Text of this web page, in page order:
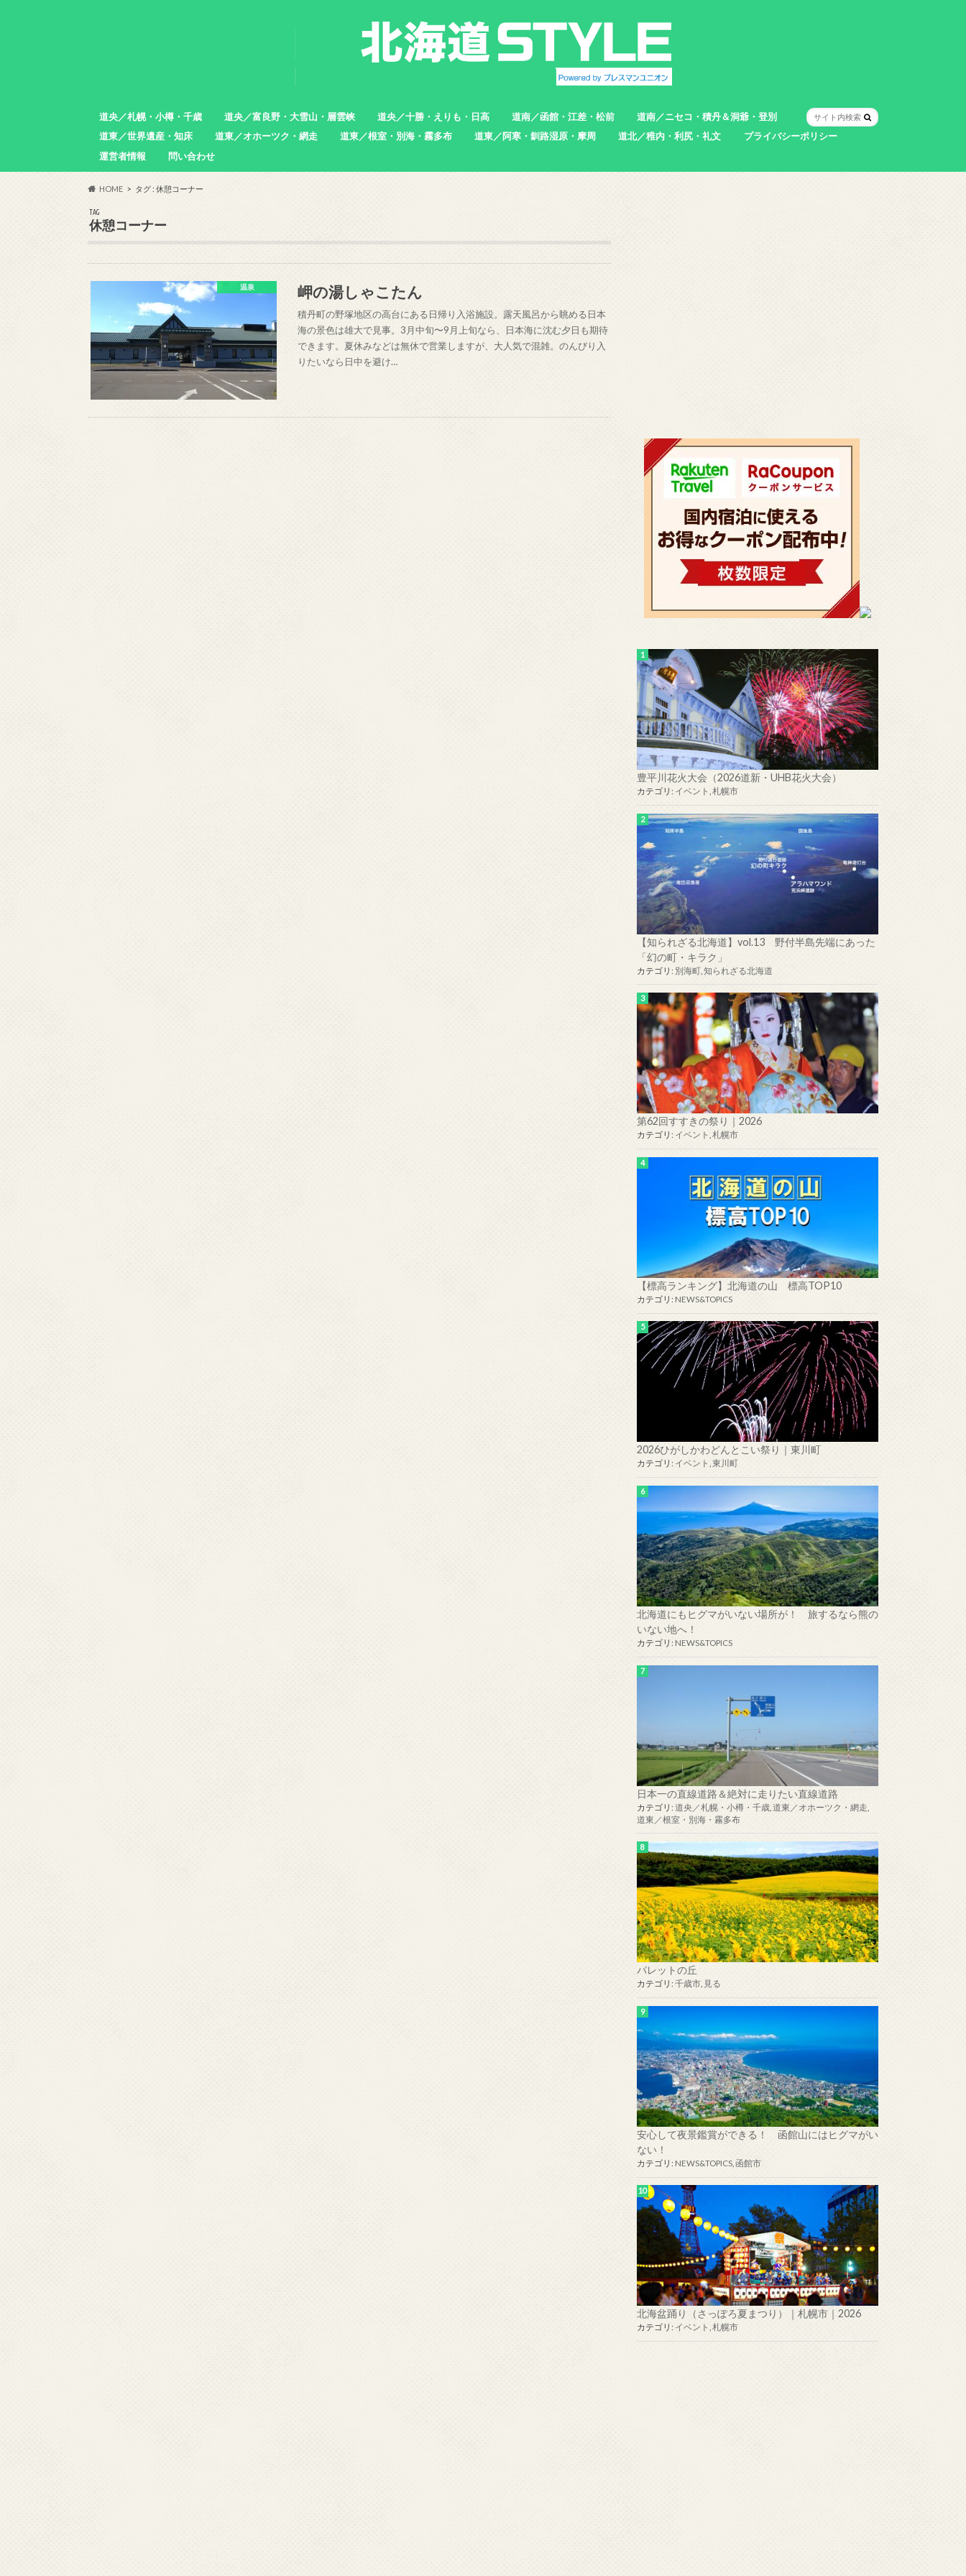
道央／札幌・小樽・千歳
札幌市
小樽市
石狩市
北広島市
恵庭市
千歳市
苫小牧市
道央／富良野・大雪山・層雲峡
中富良野町
東川町
沼田町
幌加内町
増毛町
道央／十勝・えりも・日高
帯広市
えりも町
新ひだか町
足寄町
道南／函館・江差・松前
函館市
北斗市
七飯町
松前町
江差町
上ノ国町
道南／ニセコ・積丹＆洞爺・登別
室蘭市
登別市
洞爺湖町
真狩村
共和町
壮瞥町
積丹町
神恵内村
道東／世界遺産・知床
羅臼町
斜里町
道東／オホーツク・網走 道東／根室・別海・霧多布 道東／阿寒・釧路湿原・摩周 道北／稚内・利尻・礼文
プライバシーポリシー
運営者情報
問い合わせ
HOME タグ : 休憩コーナー
TAG
休憩コーナー
温泉 岬の湯しゃこたん
積丹町の野塚地区の高台にある日帰り入浴施設。露天風呂から眺める日本
海の景色は雄大で見事。3月中旬〜9月上旬なら、日本海に沈む夕日も期待
できます。夏休みなどは無休で営業しますが、大人気で混雑。のんびり入
りたいなら日中を避け…
豊平川花火大会（2026道新・UHB花火大会）
カテゴリ: イベント 札幌市
【知られざる北海道】vol.13 野付半島先端にあった
「幻の町・キラク」
カテゴリ: 別海町 知られざる北海道
第62回すすきの祭り｜2026
カテゴリ: イベント 札幌市
【標高ランキング】北海道の山 標高TOP10
カテゴリ: NEWS&TOPICS
2026ひがしかわどんとこい祭り｜東川町
カテゴリ: イベント 東川町
北海道にもヒグマがいない場所が！ 旅するなら熊の
いない地へ！
カテゴリ: NEWS&TOPICS
日本一の直線道路＆絶対に走りたい直線道路
カテゴリ: 道央／札幌・小樽・千歳 道東／オホーツク・網走
道東／根室・別海・霧多布
パレットの丘
カテゴリ: 千歳市 見る
安心して夜景鑑賞ができる！ 函館山にはヒグマがい
ない！
カテゴリ: NEWS&TOPICS 函館市
北海盆踊り（さっぽろ夏まつり）｜札幌市｜2026
カテゴリ: イベント 札幌市